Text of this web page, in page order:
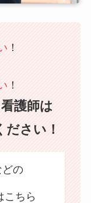
！
！
護師は
さい！
どの
こちら